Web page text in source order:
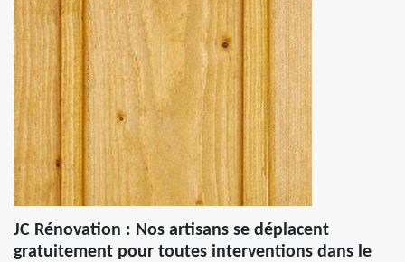
JC Rénovation : Nos artisans se déplacent
gratuitement pour toutes interventions dans le